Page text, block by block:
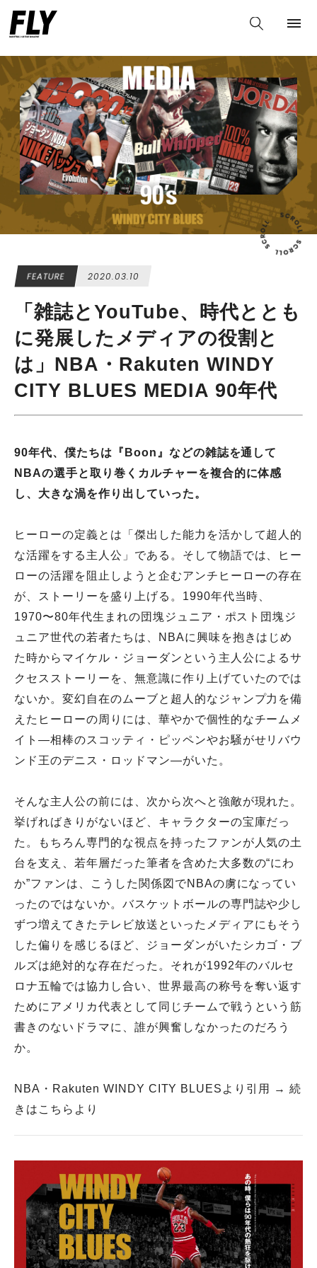
FEATURE 2020.03.10
「雑誌とYouTube、時代ととも
に発展したメディアの役割と
は」NBA・Rakuten WINDY
CITY BLUES MEDIA 90年代
90年代、僕たちは『Boon』などの雑誌を通して
NBAの選手と取り巻くカルチャーを複合的に体感
し、大きな渦を作り出していった。
ヒーローの定義とは「傑出した能力を活かして超人的
な活躍をする主人公」である。そして物語では、ヒー
ローの活躍を阻止しようと企むアンチヒーローの存在
が、ストーリーを盛り上げる。1990年代当時、
1970〜80年代生まれの団塊ジュニア・ポスト団塊ジ
ュニア世代の若者たちは、NBAに興味を抱きはじめ
た時からマイケル・ジョーダンという主人公によるサ
クセスストーリーを、無意識に作り上げていたのでは
ないか。変幻自在のムーブと超人的なジャンプ力を備
えたヒーローの周りには、華やかで個性的なチームメ
イト―相棒のスコッティ・ピッペンやお騒がせリバウ
ンド王のデニス・ロッドマン―がいた。
そんな主人公の前には、次から次へと強敵が現れた。
挙げればきりがないほど、キャラクターの宝庫だっ
た。もちろん専門的な視点を持ったファンが人気の土
台を支え、若年層だった筆者を含めた大多数の“にわ
か”ファンは、こうした関係図でNBAの虜になってい
ったのではないか。バスケットボールの専門誌や少し
ずつ増えてきたテレビ放送といったメディアにもそう
した偏りを感じるほど、ジョーダンがいたシカゴ・ブ
ルズは絶対的な存在だった。それが1992年のバルセ
ロナ五輪では協力し合い、世界最高の称号を奪い返す
ためにアメリカ代表として同じチームで戦うという筋
書きのないドラマに、誰が興奮しなかったのだろう
か。
NBA・Rakuten WINDY CITY BLUESより引用 →続
きはこちらより